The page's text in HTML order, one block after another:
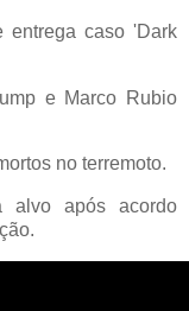
entrega caso 'Dark
e Marco Rubio
no terremoto.
alvo após acordo